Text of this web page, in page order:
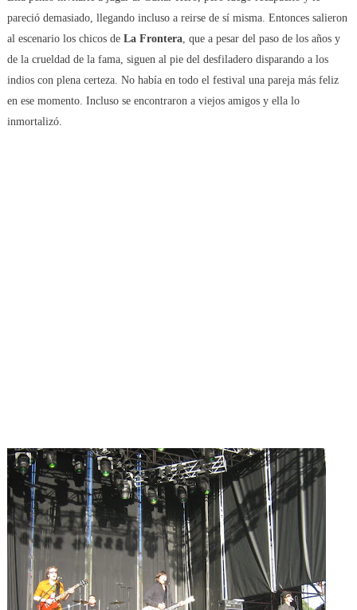
pareció demasiado, llegando incluso a reirse de sí misma. Entonces salieron
al escenario los chicos de La Frontera, que a pesar del paso de los años y
de la crueldad de la fama, siguen al pie del desfiladero disparando a los
indios con plena certeza. No había en todo el festival una pareja más feliz
en ese momento. Incluso se encontraron a viejos amigos y ella lo
inmortalizó.